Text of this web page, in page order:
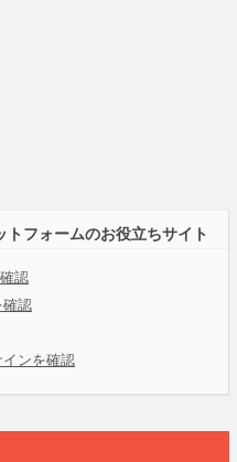
トフォームのお役立ちサイト
認
確認
インを確認